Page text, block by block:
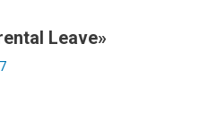
Leave»